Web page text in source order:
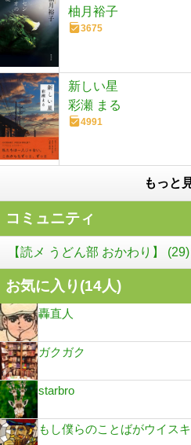
柚月裕子
3675
新しい星
彩瀬 まる
4991
もっと
コミュニティ
【読メ うどん部 おかわり】 (29)
お気に入り(14人)
轟直人
ガクガク
starbro
もし僕らのことばがウイス